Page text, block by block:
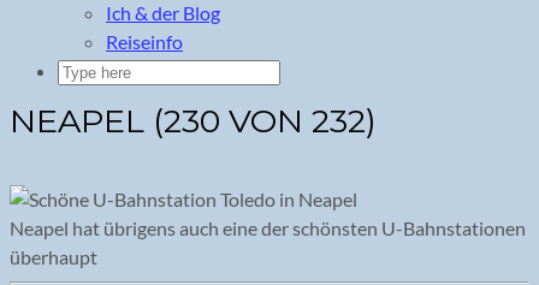
Ich & der Blog
Reiseinfo
NEAPEL (230 VON 232)
Neapel hat übrigens auch eine der schönsten U-Bahnstationen
überhaupt